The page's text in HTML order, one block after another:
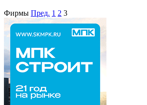
Фирмы Пред. 1 2 3